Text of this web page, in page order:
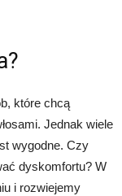
które chcą
Jednak wiele
wygodne. Czy
dyskomfortu? W
i rozwiejemy